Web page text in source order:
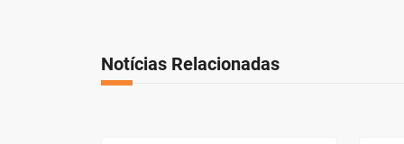
Notícias Relacionadas